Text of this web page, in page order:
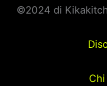
©2024 di